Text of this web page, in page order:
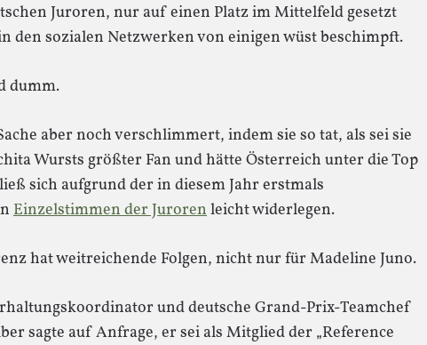
Juroren, nur auf einen Platz im Mittelfeld gesetzt
den sozialen Netzwerken von einigen wüst beschimpft.
dumm.
aber noch verschlimmert, indem sie so tat, als sei sie
Wursts größter Fan und hätte Österreich unter die Top
sich aufgrund der in diesem Jahr erstmals
Einzelstimmen der Jurorenleicht widerlegen.
hat weitreichende Folgen, nicht nur für Madeline Juno.
und deutsche Grand-Prix-Teamchef
sagte auf Anfrage, er sei als Mitglied der „Reference